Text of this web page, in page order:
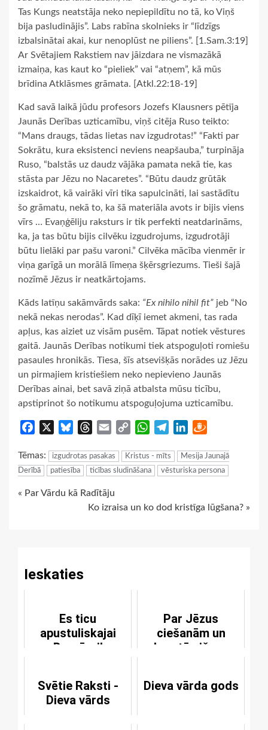
Tas Kungs neatstāja neko nepiepildītu no tā, ko Viņš
bija pasludinājis”. Labs rabīna skolnieks ir “līdzīgs
izbalsinātai akai, kur nenoplūst ne piliens”. [1.Sam.3:19]
Ar Svētajiem Rakstiem nav jāizdara ne vismazākā
izmaiņa, kas kaut ko “pieliek” vai “atņem”, kā mūs
brīdina Atklāsmes grāmata. [Atkl.22:18-19]
Kad savā laikā jūdu profesors Jozefs Klausners pētīja
Jaunās Derības uzticamību, viņš citēja Ruso teikto:
“Mans draugs, tādas lietas nav izgudrotas!” “Fakti par
Sokrātu, kura eksistenci neviens neapšauba,” turpināja
Ruso, “balstās uz daudz vājāka pamata nekā tie, kas
stāsta par Jēzu no Nacaretes”. “Būtu daudz grūtāk
izskaidrot, kā vairāki vīri tika sapulcināti, lai sastādītu
šo grāmatu, nekā to, ka šā materiāla avots ir bijis viens
vīrs … Evaņģēliju raksturs ir tik perfekti neatdarināms,
ka, ja tas būtu bijis cilvēku izgudrojums, izgudrotāji
būtu lielāki par pašu varoni.” Cilvēka mācība vienmēr ir
viņa garīgā un morālā līmeņa šķērsgriezums. Tieši šajā
nozīmē Jēzus ir neatkārtojams.
Kāds latīņu sakāmvārds saka: “Ex nihilo nihil fit” jeb “No
nekā nekas nerodas”. Kad dīķī iemet akmeni, tas rada
apļus, kas aiziet uz visām pusēm. Tāpat notiek vēstures
gaitā. Jaunās Derības notikumi tiek atspoguļoti romiešu
pasaules hronikās. Tiesa, šīs atsevišķās norādes uz Jēzu
un pirmajiem kristiešiem neko nepievieno Jaunās
Derības ainai, bet savā ziņā atbalsta mūsu ticību,
apstiprinot šo notikumu atspoguļojuma uzticamību.
Facebook BlueskyThreads
Email
Copy
WhatsApp
TelegramLinkedIn
Tēmas: izgudrotas pasakas Kristus - mīts
Mesija Jaunajā
Derībā
patiesība ticības sludināšana vēsturiska persona
Continue
« Par Vārdu kā Radītāju
Ko izraisa un ko dod kristīga lūgšana? »
Ieskaties
Es ticu
apustuliskajai
Baznīcai!
Par Jēzus
ciešanām un
krustā sišanu
Svētie Raksti -
Dieva vārds
Dieva vārda gods